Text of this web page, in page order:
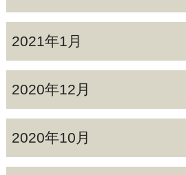
2021年1月
2020年12月
2020年10月